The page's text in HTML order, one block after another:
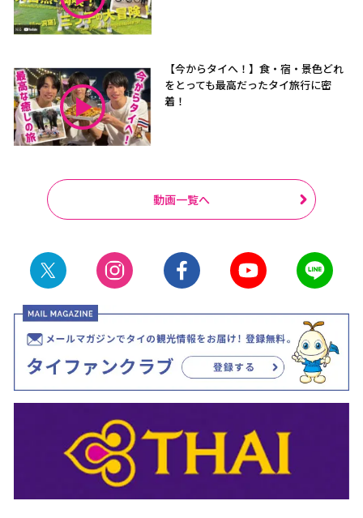
【今からタイへ！】食・宿・景色どれ
をとっても最高だったタイ旅行に密
着！
動画一覧へ